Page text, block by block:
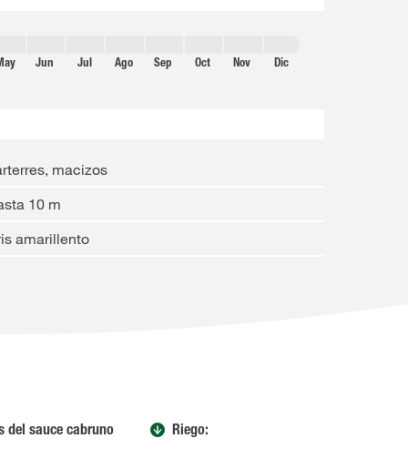
Jun Jul Ago Sep Oct Nov Dic
macizos
10 m
amarillento
del sauce cabruno Riego: